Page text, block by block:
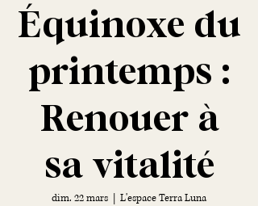
Équinoxe du
printemps :
Renouer à
sa vitalité
dim. 22 mars L'espace Terra Luna